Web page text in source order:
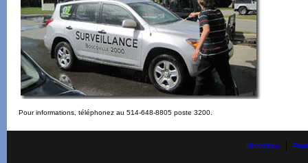
Pour informations, téléphonez au 514-648-8805 poste 3200.
Historique|